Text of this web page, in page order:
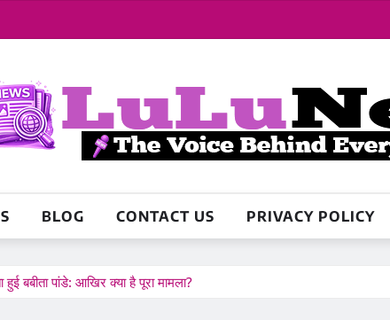
BLOG CONTACT US PRIVACY POLICY
बबीता पांडे: आखिर क्या है पूरा मामला?